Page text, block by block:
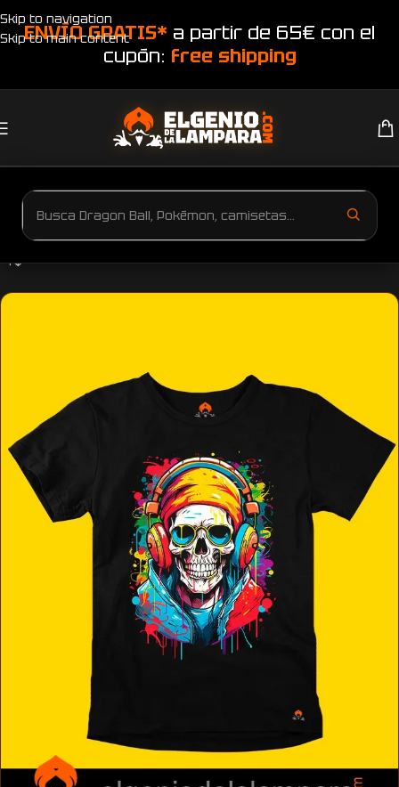
Skip to navigation
Skip to main content
ENVÍO GRATIS* a partir de 65€ con el
cupón: free shipping
Inicio Productos etiquetados “Camiseta calavera Insomnio”